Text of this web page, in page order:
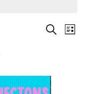
Recherche
Liste